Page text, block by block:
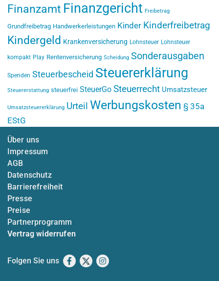
Finanzamt Finanzgericht Freibetrag
Grundfreibetrag Handwerkerleistungen Kinder Kinderfreibetrag
Kindergeld Krankenversicherung Lohnsteuer Lohnsteuer
kompakt Play Rentenversicherung Scheidung Sonderausgaben
Spenden Steuerbescheid Steuererklärung
Steuererstattung steuerfrei SteuerGo Steuerrecht Umsatzsteuer
Umsatzsteuererklärung Urteil Werbungskosten § 35a
EStG
Über uns
Impressum
AGB
Datenschutz
Barrierefreiheit
Presse
Preise
Partnerprogramm
Vertrag widerrufen
Folgen Sie uns Facebook
X Instagram